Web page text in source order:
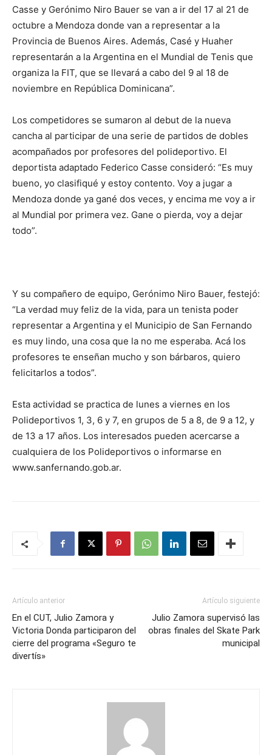
Casse y Gerónimo Niro Bauer se van a ir del 17 al 21 de
octubre a Mendoza donde van a representar a la
Provincia de Buenos Aires. Además, Casé y Huaher
representarán a la Argentina en el Mundial de Tenis que
organiza la FIT, que se llevará a cabo del 9 al 18 de
noviembre en República Dominicana”.
Los competidores se sumaron al debut de la nueva
cancha al participar de una serie de partidos de dobles
acompañados por profesores del polideportivo. El
deportista adaptado Federico Casse consideró: “Es muy
bueno, yo clasifiqué y estoy contento. Voy a jugar a
Mendoza donde ya gané dos veces, y encima me voy a ir
al Mundial por primera vez. Gane o pierda, voy a dejar
todo”.
Y su compañero de equipo, Gerónimo Niro Bauer, festejó:
“La verdad muy feliz de la vida, para un tenista poder
representar a Argentina y el Municipio de San Fernando
es muy lindo, una cosa que la no me esperaba. Acá los
profesores te enseñan mucho y son bárbaros, quiero
felicitarlos a todos”.
Esta actividad se practica de lunes a viernes en los
Polideportivos 1, 3, 6 y 7, en grupos de 5 a 8, de 9 a 12, y
de 13 a 17 años. Los interesados pueden acercarse a
cualquiera de los Polideportivos o informarse en
www.sanfernando.gob.ar.
Artículo anterior
En el CUT, Julio Zamora y
Victoria Donda participaron del
cierre del programa «Seguro te
divertís»
Artículo siguiente
Julio Zamora supervisó las
obras finales del Skate Park
municipal